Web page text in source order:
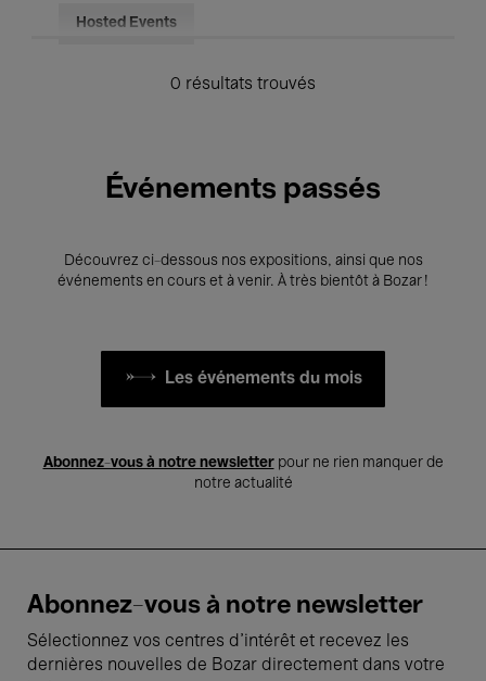
Hosted Events
0 résultats trouvés
Événements passés
Découvrez ci-dessous nos expositions, ainsi que nos
événements en cours et à venir. À très bientôt à Bozar !
Les événements du mois
Abonnez-vous à notre newsletterpour ne rien manquer de
notre actualité
Abonnez-vous à notre newsletter
Sélectionnez vos centres d'intérêt et recevez les
dernières nouvelles de Bozar directement dans votre